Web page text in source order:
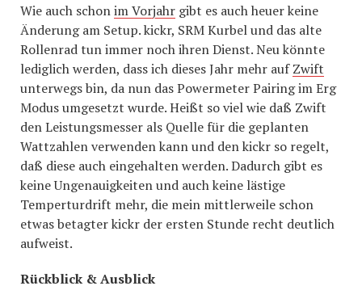
Wie auch schonim Vorjahr gibt es auch heuer keine
Änderung am Setup. kickr, SRM Kurbel und das alte
Rollenrad tun immer noch ihren Dienst. Neu könnte
lediglich werden, dass ich dieses Jahr mehr aufZwift
unterwegs bin, da nun das Powermeter Pairing im Erg
Modus umgesetzt wurde. Heißt so viel wie daß Zwift
den Leistungsmesser als Quelle für die geplanten
Wattzahlen verwenden kann und den kickr so regelt,
daß diese auch eingehalten werden. Dadurch gibt es
keine Ungenauigkeiten und auch keine lästige
Temperturdrift mehr, die mein mittlerweile schon
etwas betagter kickr der ersten Stunde recht deutlich
aufweist.
Rückblick & Ausblick